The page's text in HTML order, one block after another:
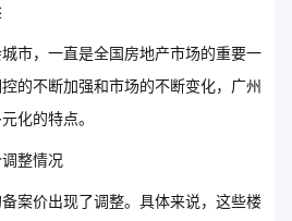
市，一直是全国房地产市场的重要一
的不断加强和市场的不断变化，广州
化的特点。
整情况
案价出现了调整。具体来说，这些楼